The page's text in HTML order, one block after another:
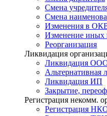
Cмена
Смена
Изменения в
Изменение иных
Реорганизация
Ликвидация
Ликвидация
Альтернативная
Ликвидация ИП
Закрытие,
Регистрация некомм.
Регистрация